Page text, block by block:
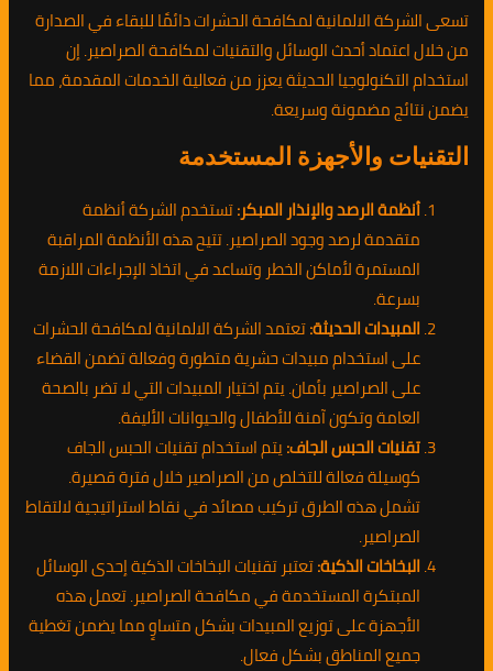
تسعى الشركة الالمانية لمكافحة الحشرات دائمًا للبقاء في الصدارة
من خلال اعتماد أحدث الوسائل والتقنيات لمكافحة الصراصير. إن
استخدام التكنولوجيا الحديثة يعزز من فعالية الخدمات المقدمة، مما
يضمن نتائج مضمونة وسريعة.
التقنيات والأجهزة المستخدمة
أنظمة الرصد والإنذار المبكر:تستخدم الشركة أنظمة
متقدمة لرصد وجود الصراصير. تتيح هذه الأنظمة المراقبة
المستمرة لأماكن الخطر وتساعد في اتخاذ الإجراءات اللازمة
بسرعة.
المبيدات الحديثة:تعتمد الشركة الالمانية لمكافحة الحشرات
على استخدام مبيدات حشرية متطورة وفعالة تضمن القضاء
على الصراصير بأمان. يتم اختيار المبيدات التي لا تضر بالصحة
العامة وتكون آمنة للأطفال والحيوانات الأليفة.
تقنيات الحبس الجاف:يتم استخدام تقنيات الحبس الجاف
كوسيلة فعالة للتخلص من الصراصير خلال فترة قصيرة.
تشمل هذه الطرق تركيب مصائد في نقاط استراتيجية لالتقاط
الصراصير.
البخاخات الذكية:تعتبر تقنيات البخاخات الذكية إحدى الوسائل
المبتكرة المستخدمة في مكافحة الصراصير. تعمل هذه
الأجهزة على توزيع المبيدات بشكل متساوٍ مما يضمن تغطية
جميع المناطق بشكل فعال.